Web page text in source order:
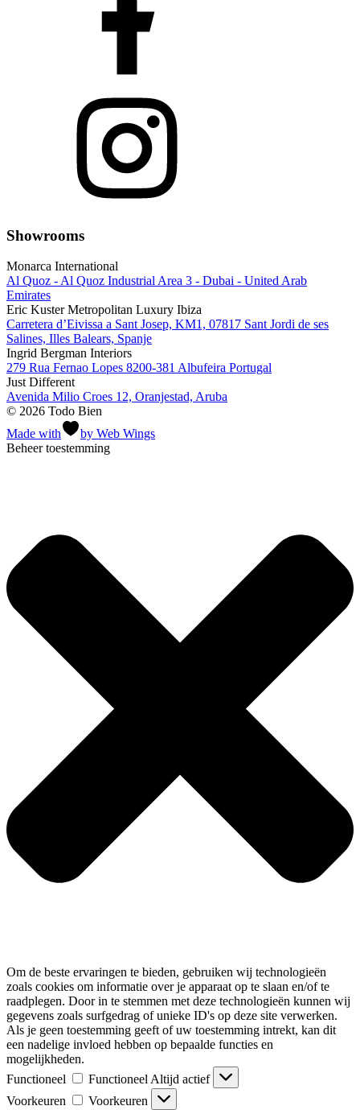
Showrooms
Monarca International
Al Quoz - Al Quoz Industrial Area 3 - Dubai - United Arab
Emirates
Eric Kuster Metropolitan Luxury Ibiza
Carretera d’Eivissa a Sant Josep, KM1, 07817 Sant Jordi de ses
Salines, Illes Balears, Spanje
Ingrid Bergman Interiors
279 Rua Fernao Lopes 8200-381 Albufeira Portugal
Just Different
Avenida Milio Croes 12, Oranjestad, Aruba
© 2026 Todo Bien
Made with
by Web Wings
Beheer toestemming
Om de beste ervaringen te bieden, gebruiken wij technologieën
zoals cookies om informatie over je apparaat op te slaan en/of te
raadplegen. Door in te stemmen met deze technologieën kunnen wij
gegevens zoals surfgedrag of unieke ID's op deze site verwerken.
Als je geen toestemming geeft of uw toestemming intrekt, kan dit
een nadelige invloed hebben op bepaalde functies en
mogelijkheden.
Functioneel
Functioneel Altijd actief
Voorkeuren
Voorkeuren